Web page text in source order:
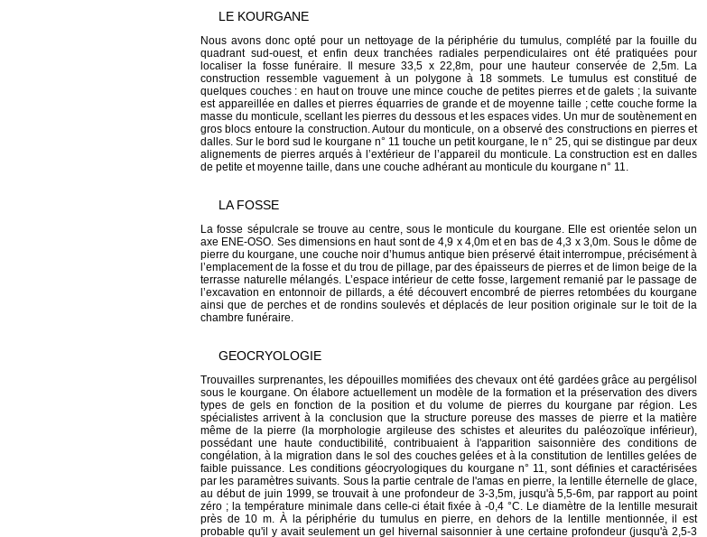
LE KOURGANE
Nous avons donc opté pour un nettoyage de la périphérie du tumulus, complété par la fouille du
quadrant sud-ouest, et enfin deux tranchées radiales perpendiculaires ont été pratiquées pour
localiser la fosse funéraire. Il mesure 33,5 x 22,8m, pour une hauteur conservée de 2,5m. La
construction ressemble vaguement à un polygone à 18 sommets. Le tumulus est constitué de
quelques couches : en haut on trouve une mince couche de petites pierres et de galets ; la suivante
est appareillée en dalles et pierres équarries de grande et de moyenne taille ; cette couche forme la
masse du monticule, scellant les pierres du dessous et les espaces vides. Un mur de soutènement en
gros blocs entoure la construction. Autour du monticule, on a observé des constructions en pierres et
dalles. Sur le bord sud le kourgane n° 11 touche un petit kourgane, le n° 25, qui se distingue par deux
alignements de pierres arqués à l’extérieur de l’appareil du monticule. La construction est en dalles
de petite et moyenne taille, dans une couche adhérant au monticule du kourgane n° 11.
LA FOSSE
La fosse sépulcrale se trouve au centre, sous le monticule du kourgane. Elle est orientée selon un
axe ENE-OSO. Ses dimensions en haut sont de 4,9 x 4,0m et en bas de 4,3 x 3,0m. Sous le dôme de
pierre du kourgane, une couche noir d’humus antique bien préservé était interrompue, précisément à
l’emplacement de la fosse et du trou de pillage, par des épaisseurs de pierres et de limon beige de la
terrasse naturelle mélangés. L’espace intérieur de cette fosse, largement remanié par le passage de
l’excavation en entonnoir de pillards, a été découvert encombré de pierres retombées du kourgane
ainsi que de perches et de rondins soulevés et déplacés de leur position originale sur le toit de la
chambre funéraire.
GEOCRYOLOGIE
Trouvailles surprenantes, les dépouilles momifiées des chevaux ont été gardées grâce au pergélisol
sous le kourgane. On élabore actuellement un modèle de la formation et la préservation des divers
types de gels en fonction de la position et du volume de pierres du kourgane par région. Les
spécialistes arrivent à la conclusion que la structure poreuse des masses de pierre et la matière
même de la pierre (la morphologie argileuse des schistes et aleurites du paléozoïque inférieur),
possédant une haute conductibilité, contribuaient à l'apparition saisonnière des conditions de
congélation, à la migration dans le sol des couches gelées et à la constitution de lentilles gelées de
faible puissance. Les conditions géocryologiques du kourgane n° 11, sont définies et caractérisées
par les paramètres suivants. Sous la partie centrale de l'amas en pierre, la lentille éternelle de glace,
au début de juin 1999, se trouvait à une profondeur de 3-3,5m, jusqu'à 5,5-6m, par rapport au point
zéro ; la température minimale dans celle-ci était fixée à -0,4 °C. Le diamètre de la lentille mesurait
près de 10 m. À la périphérie du tumulus en pierre, en dehors de la lentille mentionnée, il est
probable qu'il y avait seulement un gel hivernal saisonnier à une certaine profondeur (jusqu'à 2,5-3